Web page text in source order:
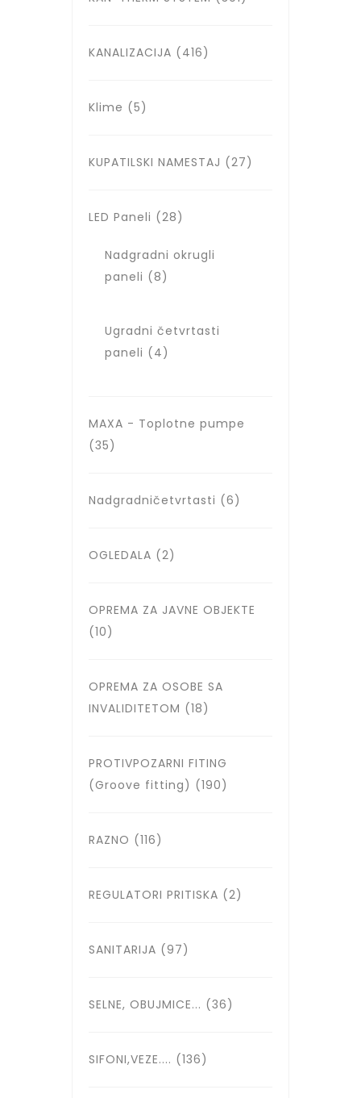
KANALIZACIJA (416)
Klime (5)
KUPATILSKI NAMESTAJ (27)
LED Paneli (28)
Nadgradni okrugli
paneli (8)
Ugradni četvrtasti
paneli (4)
MAXA - Toplotne pumpe
(35)
Nadgradničetvrtasti (6)
OGLEDALA (2)
OPREMA ZA JAVNE OBJEKTE
(10)
OPREMA ZA OSOBE SA
INVALIDITETOM (18)
PROTIVPOZARNI FITING
(Groove fitting) (190)
RAZNO (116)
REGULATORI PRITISKA (2)
SANITARIJA (97)
SELNE, OBUJMICE... (36)
SIFONI,VEZE.... (136)